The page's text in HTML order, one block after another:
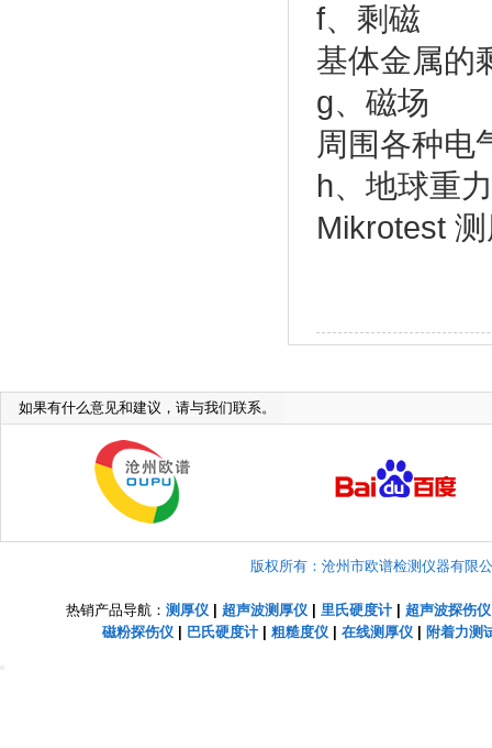
f、剩磁
基体金属的
g、磁场
周围各种电
h、地球重力
Mikrotest
如果有什么意见和建议，请与我们联系。
版权所有：沧州市欧谱检测仪器有限
热销产品导航： 测厚仪 超声波测厚仪 里氏硬度计| 超声波探伤仪
磁粉探伤仪| 巴氏硬度计| 粗糙度仪| 在线测厚仪| 附着力测